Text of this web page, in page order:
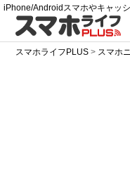
iPhone/Androidスマホやキャッ
スマホライフPLUS > スマホ